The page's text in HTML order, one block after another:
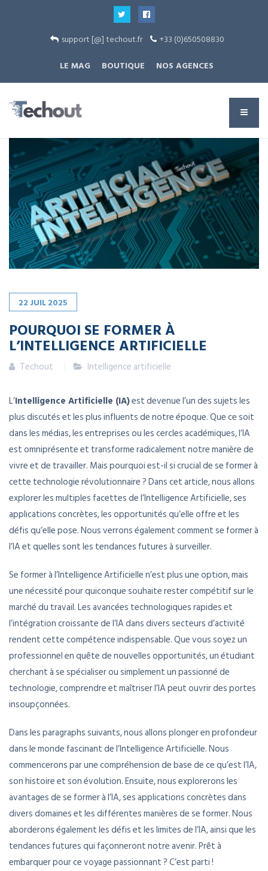
support [@] techout.fr
+33 (0)650508830
LE MAG
BOUTIQUE NOS AGENCES
22 JUIL2025
POURQUOI SE FORMER À
L’INTELLIGENCE ARTIFICIELLE
Techout Intelligence artificielle
L’Intelligence Artificielle (IA)est devenue l’un des sujets les
plus discutés et les plus influents de notre époque. Que ce soit
dans les médias, les entreprises ou les cercles académiques, l’IA
est omniprésente et transforme radicalement notre manière de
vivre et de travailler. Mais pourquoi est-il si crucial de se former à
cette technologie révolutionnaire ? Dans cet article, nous allons
explorer les multiples facettes de l’Intelligence Artificielle, ses
applications concrètes, les opportunités qu’elle offre et les
défis qu’elle pose. Nous verrons également comment se former à
l’IA et quelles sont les tendances futures à surveiller.
Se former à l’Intelligence Artificielle n’est plus une option, mais
une nécessité pour quiconque souhaite rester compétitif sur le
marché du travail. Les avancées technologiques rapides et
l’intégration croissante de l’IA dans divers secteurs d’activité
rendent cette compétence indispensable. Que vous soyez un
professionnel en quête de nouvelles opportunités, un étudiant
cherchant à se spécialiser ou simplement un passionné de
technologie, comprendre et maîtriser l’IA peut ouvrir des portes
insoupçonnées.
Dans les paragraphs suivants, nous allons plonger en profondeur
dans le monde fascinant de l’Intelligence Artificielle. Nous
commencerons par une compréhension de base de ce qu’est l’IA,
son histoire et son évolution. Ensuite, nous explorerons les
avantages de se former à l’IA, ses applications concrètes dans
divers domaines et les différentes manières de se former. Nous
aborderons également les défis et les limites de l’IA, ainsi que les
tendances futures qui façonneront notre avenir. Prêt à
embarquer pour ce voyage passionnant ? C’est parti !